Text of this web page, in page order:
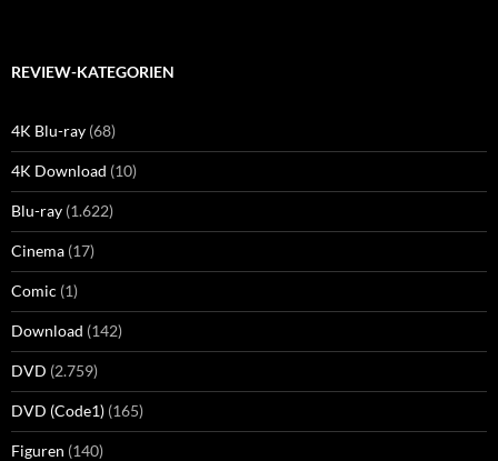
REVIEW-KATEGORIEN
4K Blu-ray (68)
4K Download (10)
Blu-ray (1.622)
Cinema (17)
Comic (1)
Download (142)
DVD (2.759)
DVD (Code1) (165)
Figuren (140)